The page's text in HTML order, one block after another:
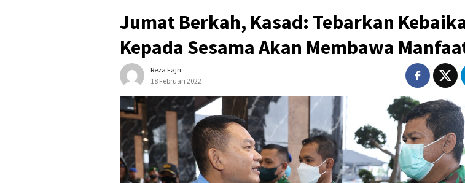
Jumat Berkah, Kasad: Tebarkan
Kepada Sesama Akan Membawa
Reza Fajri
18 Februari 2022